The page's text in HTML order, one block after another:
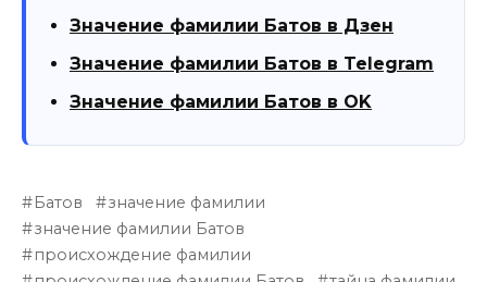
Значение фамилии Батов в Дзен
Значение фамилии Батов в Telegram
Значение фамилии Батов в OK
Батов
значение фамилии
значение фамилии Батов
происхождение фамилии